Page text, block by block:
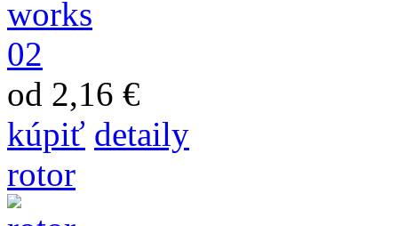
od 2,16 €
kúpiť detaily
rotor